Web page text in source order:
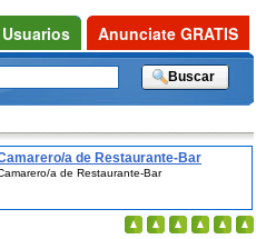
a de Restaurante-Bar
a de Restaurante-Bar
Usuarios Anunciate GRATIS